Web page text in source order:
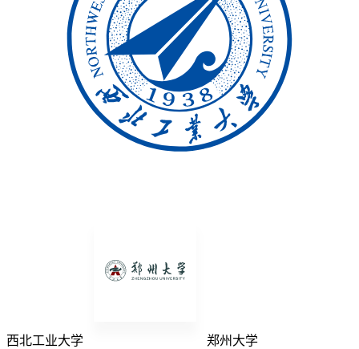
西北工业大学 郑州大学